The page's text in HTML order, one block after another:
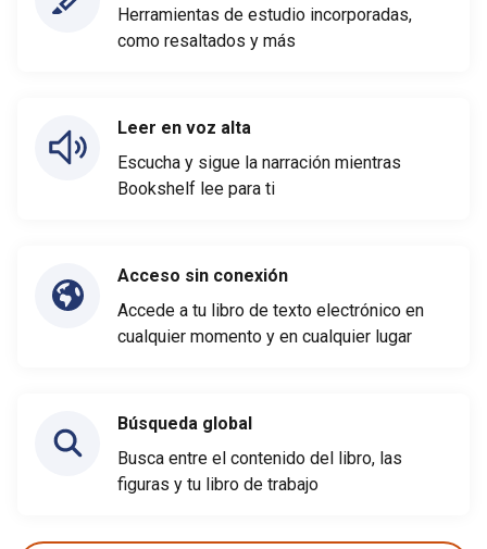
Herramientas de estudio incorporadas,
como resaltados y más
Leer en voz alta
Escucha y sigue la narración mientras
Bookshelf lee para ti
Acceso sin conexión
Accede a tu libro de texto electrónico en
cualquier momento y en cualquier lugar
Búsqueda global
Busca entre el contenido del libro, las
figuras y tu libro de trabajo